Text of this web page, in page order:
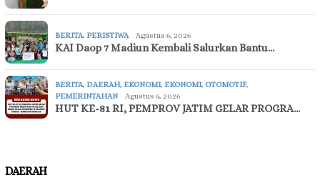
BERITA, PERISTIWA Agustus 6, 2026
KAI Daop 7 Madiun Kembali Salurkan Bantu…
BERITA, DAERAH, EKONOMI, EKONOMI, OTOMOTIF,
PEMERINTAHAN
Agustus 6, 2026
HUT KE-81 RI, PEMPROV JATIM GELAR PROGRA…
DAERAH